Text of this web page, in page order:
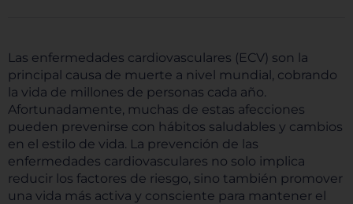
Las enfermedades cardiovasculares (ECV) son la
principal causa de muerte a nivel mundial, cobrando
la vida de millones de personas cada año.
Afortunadamente, muchas de estas afecciones
pueden prevenirse con hábitos saludables y cambios
en el estilo de vida. La prevención de las
enfermedades cardiovasculares no solo implica
reducir los factores de riesgo, sino también promover
una vida más activa y consciente para mantener el